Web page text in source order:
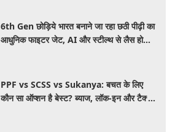
6th Gen छोड़िये भारत बनाने जा रहा छठी पीढ़ी का
आधुनिक फाइटर जेट, AI और स्टील्थ से लैस होगा
PPF vs SCSS vs Sukanya: बचत के लिए
कौन सा ऑप्शन है बेस्ट? ब्याज, लॉक-इन और टैक्स